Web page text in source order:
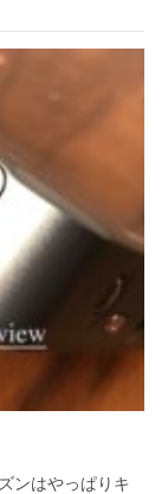
ンはやっぱりキ